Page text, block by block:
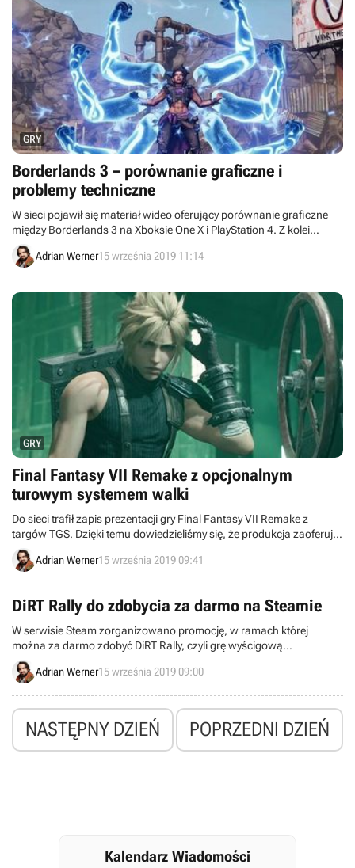
GRY
Borderlands 3 – porównanie graficzne i
problemy techniczne
W sieci pojawił się materiał wideo oferujący porównanie graficzne
między Borderlands 3 na Xboksie One X i PlayStation 4. Z kolei
wersja pecetowa zmaga się z problemami technicznymi, ale mimo to
cieszy się ogromną popularnością, dwukrotnie przebijając rekord
Adrian Werner15 września 2019 11:14
GRY
Final Fantasy VII Remake z opcjonalnym
turowym systemem walki
Do sieci trafił zapis prezentacji gry Final Fantasy VII Remake z
targów TGS. Dzięki temu dowiedzieliśmy się, że produkcja zaoferuje
opcjonalny turowy system walki, wiernie odtwarzający mechanizmy
tego z pierwowzoru na pierwsze PlayStation.
Adrian Werner15 września 2019 09:41
DiRT Rally do zdobycia za darmo na Steamie
W serwisie Steam zorganizowano promocję, w ramach której
można za darmo zdobyć DiRT Rally, czyli grę wyścigową
opracowaną przez zespół Codemasters.
Adrian Werner15 września 2019 09:00
NASTĘPNY DZIEŃ POPRZEDNI DZIEŃ
Kalendarz Wiadomości